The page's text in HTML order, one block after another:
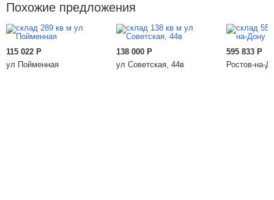
Похожие предложения
115 022 Р
ул Пойменная
138 000 Р
ул Советская, 44в
595 833 Р
Ростов-на-